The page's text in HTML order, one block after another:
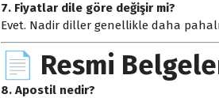
7. Fiyatlar dile göre değişir mi?
Evet. Nadir diller genellikle daha
📄 Resmi
8. Apostil nedir?